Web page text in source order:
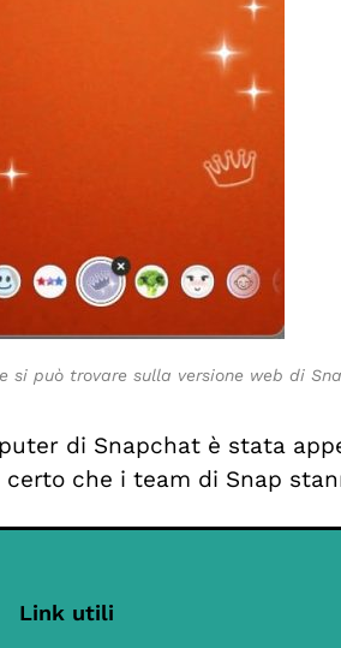
si può trovare sulla versione web di
di Snapchat è stata
che i team di Snap
Link utili